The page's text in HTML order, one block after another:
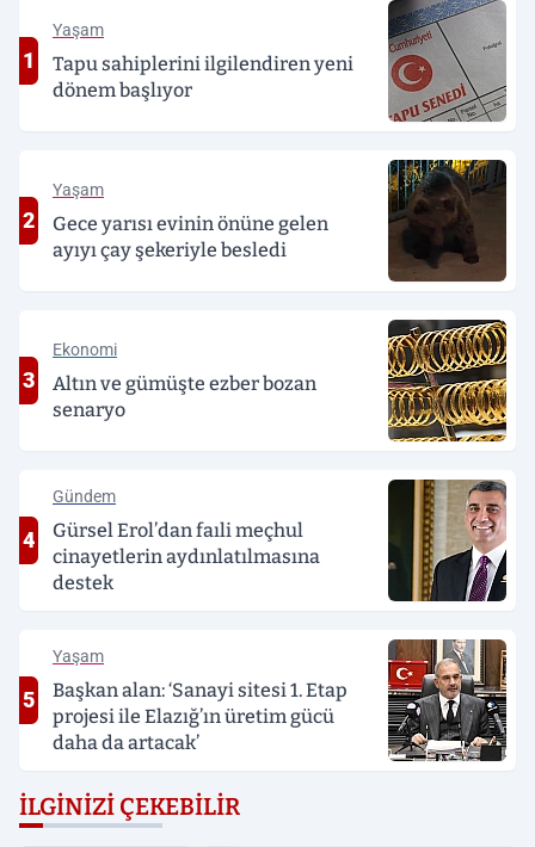
1
Yaşam
Tapu sahiplerini ilgilendiren yeni
dönem başlıyor
2
Yaşam
Gece yarısı evinin önüne gelen
ayıyı çay şekeriyle besledi
3
Ekonomi
Altın ve gümüşte ezber bozan
senaryo
4
Gündem
Gürsel Erol’dan faıli meçhul
cinayetlerin aydınlatılmasına
destek
5
Yaşam
Başkan alan: ‘Sanayi sitesi 1. Etap
projesi ile Elazığ’ın üretim gücü
daha da artacak’
İLGINIZI ÇEKEBILIR